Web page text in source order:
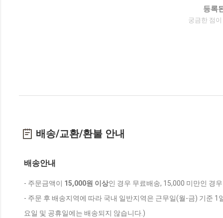
등록
궁금한 점
배송/교환/환불 안내
배송안내
- 주문금액이 15,000원 이상인 경우 무료배송, 15,000 미만인 경
- 주문 후 배송지역에 따라 국내 일반지역은 근무일(월-금) 기준
요일 및 공휴일에는 배송되지 않습니다.)